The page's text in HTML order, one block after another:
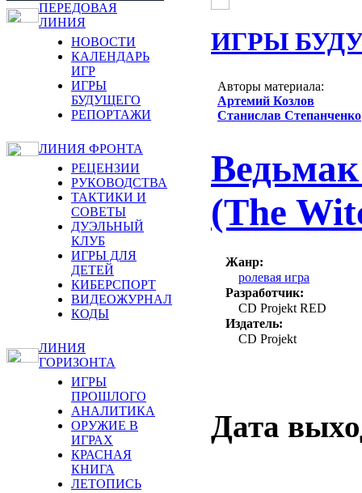
ПЕРЕДОВАЯ
ЛИНИЯ
НОВОСТИ
КАЛЕНДАРЬ
ИГР
ИГРЫ
БУДУЩЕГО
РЕПОРТАЖИ
ЛИНИЯ ФРОНТА
РЕЦЕНЗИИ
РУКОВОДСТВА
ТАКТИКИ И
СОВЕТЫ
ДУЭЛЬНЫЙ
КЛУБ
ИГРЫ ДЛЯ
ДЕТЕЙ
КИБЕРСПОРТ
ВИДЕОЖУРНАЛ
КОДЫ
ЛИНИЯ
ГОРИЗОНТА
ИГРЫ
ПРОШЛОГО
АНАЛИТИКА
ОРУЖИЕ В
ИГРАХ
КРАСНАЯ
КНИГА
ЛЕТОПИСЬ
ИГРЫ
Авторы материала:
Артемий Козлов
Станислав Степанченко
(The
Жанр:
ролевая игра
Разработчик:
CD Projekt RED
Издатель:
CD Projekt
Дата